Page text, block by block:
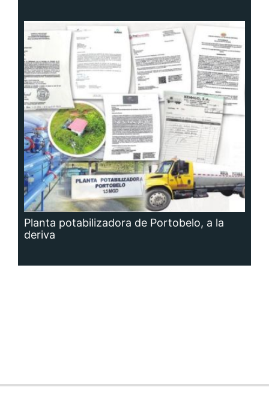
Planta potabilizadora de Portobelo, a la
deriva